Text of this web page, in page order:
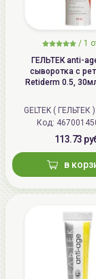
/ 1
ГЕЛЬТЕК anti-
сыворотка с
Retiderm 0.5,
GELTEK ( ГЕЛЬТЕК
Код:
113.73
в